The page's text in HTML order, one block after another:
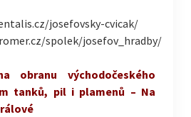
josefovsky-cvicak/
spolek/josefov_hradby/
obranu východočeského
tanků, pil i plamenů – Na